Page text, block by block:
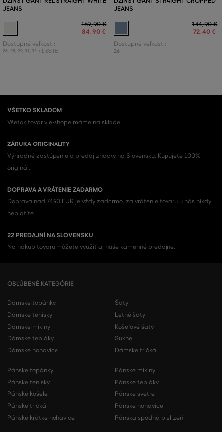
JEANS
169,90 €
84,90 €
Dostupné veľkosti:
26 28 29, 31, 32 +1 ďalšia
JEANS
144,90 €
72,40 €
Dostupné veľkosti:
26
VŠETKO SKLADOM
Všetok tovar v e-shope máme na sklade.
ZÁRUKA ORIGINALITY
Výhradné zastúpenie a predaj značky na Slovensku. Kupujete 100%
originál.
DOPRAVA A VRÁTENIE ZADARMO
Doprava nad 74,90 EUR je vždy zadarmo, za vrátenie tovaru u nás nikdy
neplatíte.
22 PREDAJNÍ NA SLOVENSKU
Na nákup tovaru môžete využiť aj naše kamenné predajne.
OBĽÚBENÉ KATEGÓRIE
Dámske topánky
Dámske tenisky
Dámske mikiny
Dámske tepláky
Dámske nohavice
Šaty
Letné šaty
Košeľové šaty
Sukne
Dámske tričká
Pánske topánky
Pánske tenisky
Pánske košele
Pánske tričká
Pánske krátke nohavice
Pánske mikiny
Pánske tepláky
Pánske svetre
Pánske nohavice
Pánska spodná bielizeň